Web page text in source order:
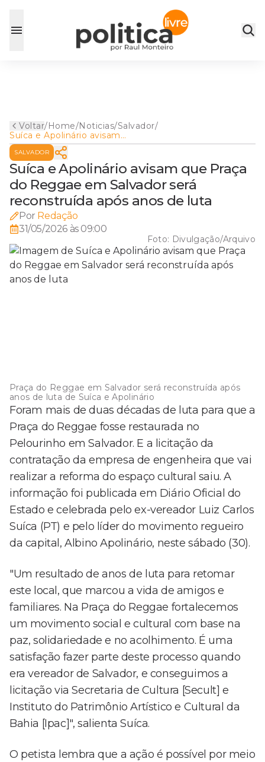
Voltar/Home/Noticias/Salvador/
Suíca e Apolinário avisam
que Praça do Reggae em
Salvador será reconstruída
após anos de luta
SALVADOR
Suíca e Apolinário avisam que Praça
do Reggae em Salvador será
reconstruída após anos de luta
Por Redação
31/05/2026 às 09:00
Foto: Divulgação/Arquivo
Praça do Reggae em Salvador será reconstruída após
anos de luta de Suíca e Apolinário
Foram mais de duas décadas de luta para que a
Praça do Reggae fosse restaurada no
Pelourinho em Salvador. E a licitação da
contratação da empresa de engenheira que vai
realizar a reforma do espaço cultural saiu. A
informação foi publicada em Diário Oficial do
Estado e celebrada pelo ex-vereador Luiz Carlos
Suíca (PT) e pelo líder do movimento regueiro
da capital, Albino Apolinário, neste sábado (30).
"Um resultado de anos de luta para retomar
este local, que marcou a vida de amigos e
familiares. Na Praça do Reggae fortalecemos
um movimento social e cultural com base na
paz, solidariedade e no acolhimento. É uma
satisfação fazer parte deste processo quando
era vereador de Salvador, e conseguimos a
licitação via Secretaria de Cultura [Secult] e
Instituto do Patrimônio Artístico e Cultural da
Bahia [Ipac]", salienta Suíca.
O petista lembra que a ação é possível por meio